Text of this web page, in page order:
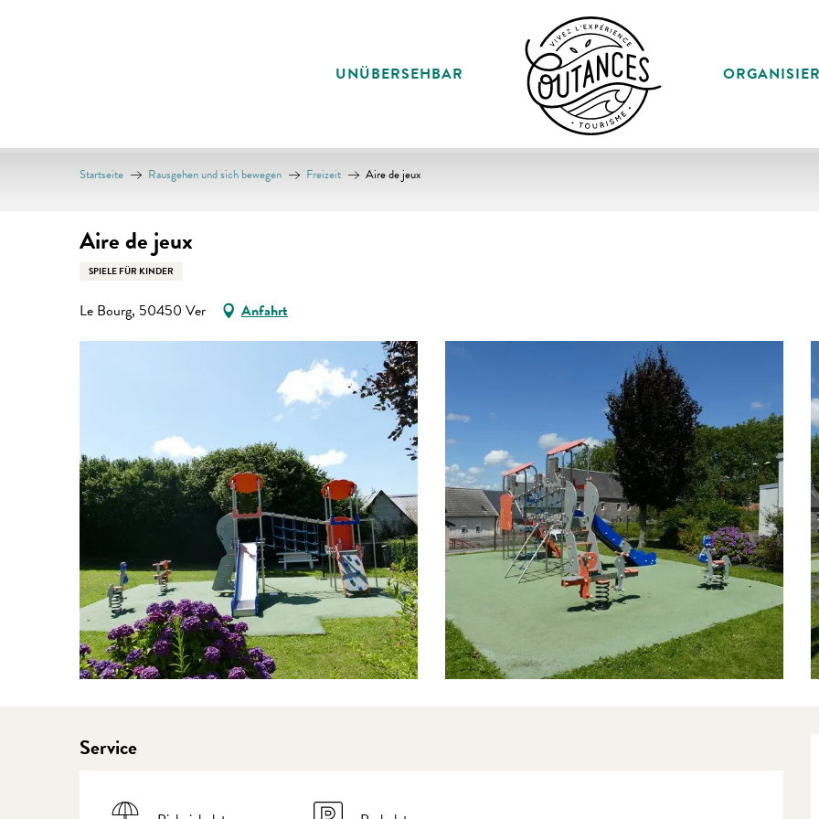
UNÜBERSEHBAR
Startseite Rausgehen und sich bewegen Freizeit Aire de jeux
Aire de jeux
SPIELE FÜR KINDER
Le Bourg, 50450 Ver Anfahrt
Service